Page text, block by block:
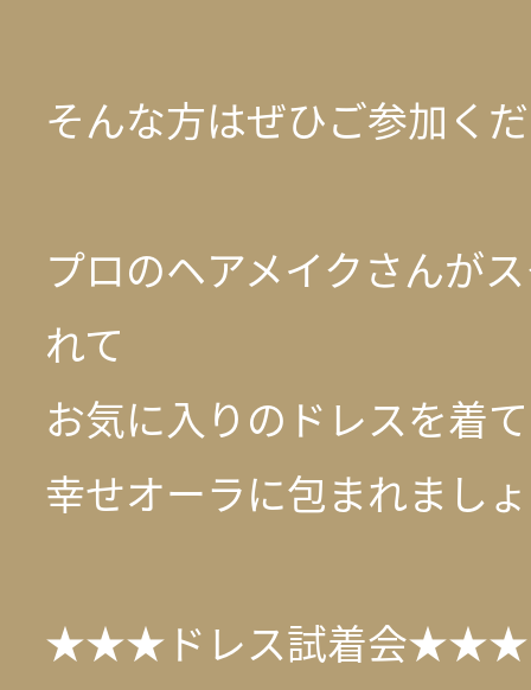
そんな方はぜひご参加く
プロのヘアメイクさんが
れて
お気に入りのドレスを着て
幸せオーラに包まれま
★★★ドレス試着会★★★